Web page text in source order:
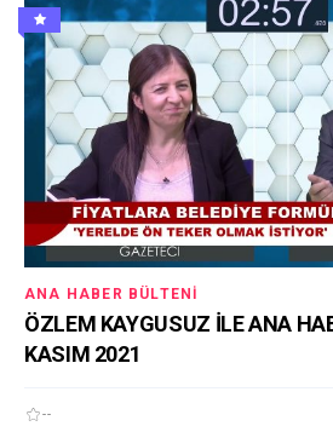
ANA HABER BÜLTENI
ÖZLEM KAYGUSUZ İLE ANA
KASIM 2021
--